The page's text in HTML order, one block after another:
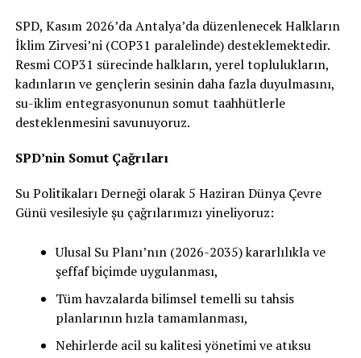
SPD, Kasım 2026’da Antalya’da düzenlenecek Halkların
İklim Zirvesi’ni (COP31 paralelinde) desteklemektedir.
Resmi COP31 sürecinde halkların, yerel toplulukların,
kadınların ve gençlerin sesinin daha fazla duyulmasını,
su-iklim entegrasyonunun somut taahhütlerle
desteklenmesini savunuyoruz.
SPD’nin Somut Çağrıları
Su Politikaları Derneği olarak 5 Haziran Dünya Çevre
Günü vesilesiyle şu çağrılarımızı yineliyoruz:
Ulusal Su Planı’nın (2026-2035) kararlılıkla ve
şeffaf biçimde uygulanması,
Tüm havzalarda bilimsel temelli su tahsis
planlarının hızla tamamlanması,
Nehirlerde acil su kalitesi yönetimi ve atıksu